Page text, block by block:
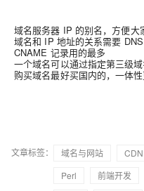
域名服务器 IP 的别名，方便
域名和 IP 地址的关系需要
CNAME 记录用的最多
一个域名可以通过指定第三级
购买域名最好买国内的，一体
文章标签： 域名与网站 CDN
Perl
前端开发